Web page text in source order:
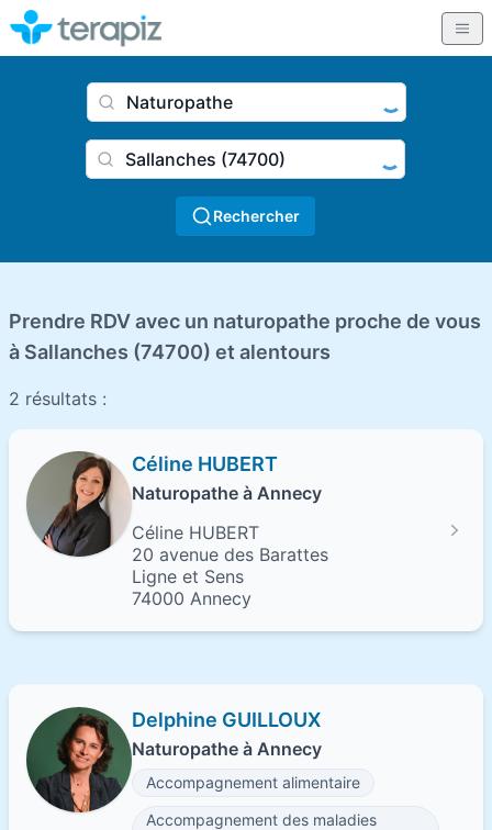
Ville
Rechercher
Prendre RDV avec un naturopathe proche de vous
à Sallanches (74700) et alentours
2 résultats :
Céline HUBERT
Naturopathe à Annecy
Céline HUBERT
20 avenue des Barattes
Ligne et Sens
74000 Annecy
Delphine GUILLOUX
Naturopathe à Annecy
Accompagnement alimentaire
Accompagnement des maladies